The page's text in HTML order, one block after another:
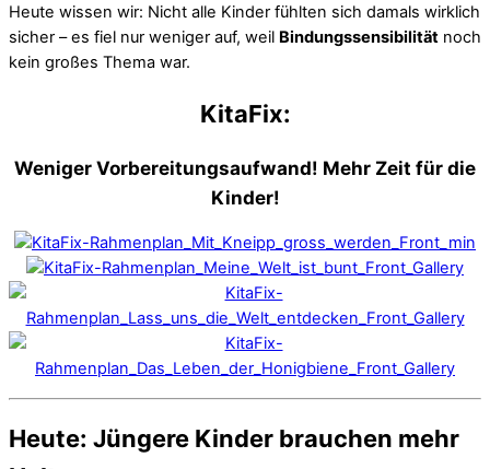
Heute wissen wir: Nicht alle Kinder fühlten sich damals wirklich
sicher – es fiel nur weniger auf, weil Bindungssensibilität noch
kein großes Thema war.
KitaFix:
Weniger Vorbereitungsaufwand! Mehr Zeit für die
Kinder!
Heute: Jüngere Kinder brauchen mehr